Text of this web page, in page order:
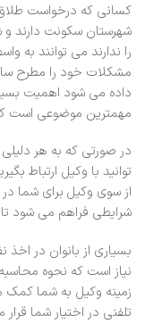
کسانی که درخواست طلاق
شهرستان سکونت دارند و
را ندارند می توانند به
مشکلات خود را مطرح
داده می شود اهمیت
مهمترین موضوعی است
در صورتی که به هر
توانید با وکیل ارتباط
از سوی وکیل برای شما
شرایطی فراهم می شود
بسیاری از بانوان در
نیاز است که نحوه
زمینه وکیل به شما کمک
تلفنی در اختیار شما قرار